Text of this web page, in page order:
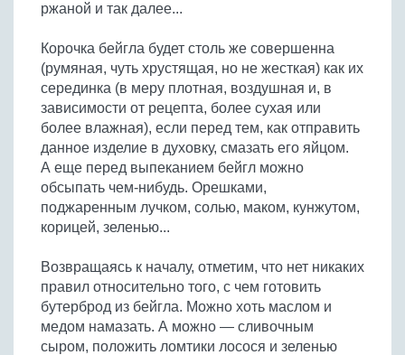
ржаной и так далее...
Корочка бейгла будет столь же совершенна
(румяная, чуть хрустящая, но не жесткая) как их
серединка (в меру плотная, воздушная и, в
зависимости от рецепта, более сухая или
более влажная), если перед тем, как отправить
данное изделие в духовку, смазать его яйцом.
А еще перед выпеканием бейгл можно
обсыпать чем-нибудь. Орешками,
поджаренным лучком, солью, маком, кунжутом,
корицей, зеленью...
Возвращаясь к началу, отметим, что нет никаких
правил относительно того, с чем готовить
бутерброд из бейгла. Можно хоть маслом и
медом намазать. А можно — сливочным
сыром, положить ломтики лосося и зеленью